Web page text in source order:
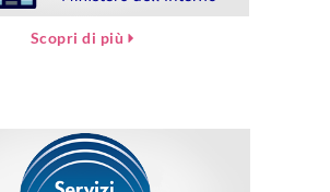
Scopri di più